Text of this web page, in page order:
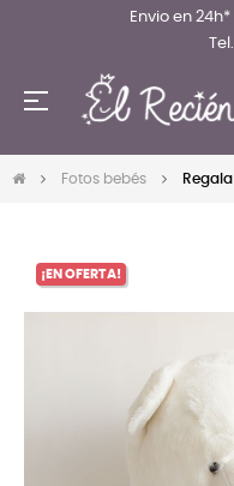
Envio en
Navegación
☰
Fotos bebés
¡EN OFERTA!